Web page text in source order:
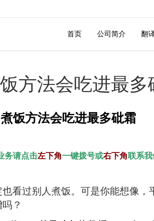
首页 公司简介 翻
方法会吃进最多
饭方法会吃进最多砒霜
务请点击左下角一键拨号或右下角联系我
看过别人煮饭。可是你能想像，
？